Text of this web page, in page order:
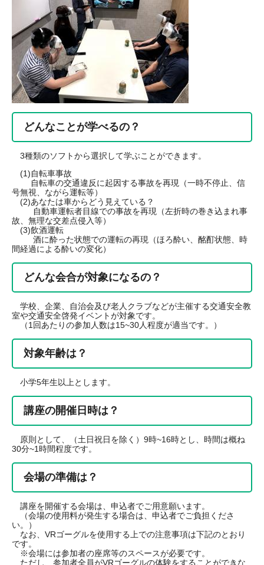
どんなことが学べるの？
3種類のソフトから選択して学ぶことができます。
(1)自転車事故
自転車の交通違反に起因する事故を再現（一時不停止、信
号無視、ながら運転等）
(2)あなたは車からどう見えている？
自動車運転者目線での事故を再現（左折時の巻き込まれ事
故、無理な交差点侵入等）
(3)飲酒運転
酒に酔った状態での運転の再現（ほろ酔い、酩酊状態、時
間経過による酔いの変化）
どんな会合が対象になるの？
学校、企業、自治会及び老人クラブなどが主催する交通安全教
室や交通安全啓発イベントが対象です。
（1回あたりの参加人数は15~30人程度が適当です。）
対象年齢は？
小学5年生以上とします。
講座の開催日時は？
原則として、（土日祝日を除く）9時~16時とし、時間は概ね
30分~1時間程度です。
会場の準備は？
講座を開催する会場は、申込者でご用意願います。
（会場の使用料が発生する場合は、申込者でご負担くださ
い。）
なお、VRゴーグルを使用する上での注意事項は下記のとおり
です。
※会場には参加者の座席等のスペースが必要です。
ただし、参加者全員がVRゴーグルの体験をすることができな